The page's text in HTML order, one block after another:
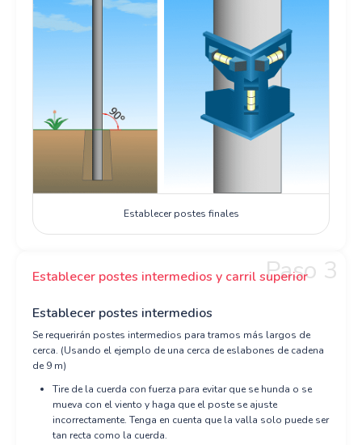
Establecer postes finales
Paso 3
Establecer postes intermedios y carril superior
Establecer postes intermedios
Se requerirán postes intermedios para tramos más largos de
cerca. (Usando el ejemplo de una cerca de eslabones de cadena
de 9 m)
Tire de la cuerda con fuerza para evitar que se hunda o se
mueva con el viento y haga que el poste se ajuste
incorrectamente. Tenga en cuenta que la valla solo puede ser
tan recta como la cuerda.